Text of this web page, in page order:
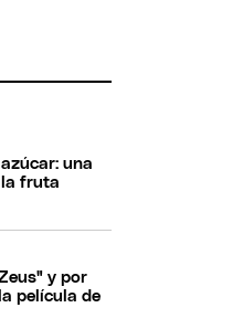
una
la fruta
y por
película de